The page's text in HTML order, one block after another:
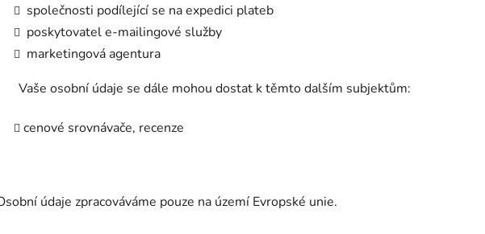
společnosti podílející se na expedici plateb
poskytovatel e-mailingové služby
marketingová agentura
Vaše osobní údaje se dále mohou dostat k těmto dalším subjektům:
cenové srovnávače, recenze
údaje zpracováváme pouze na území Evropské unie.